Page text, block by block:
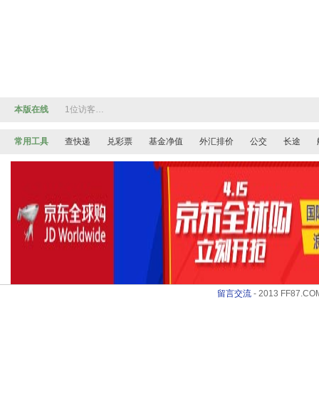
本版在线 1位访客…
常用工具 查快递 兑彩票 基金净值 外汇排价 公交 长途
留言交流 - 2013